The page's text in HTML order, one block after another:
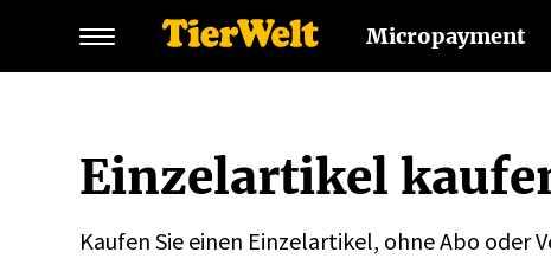
Micropayment
Einzelartikel
Kaufen Sie einen Einzelartikel, ohne Abo oder